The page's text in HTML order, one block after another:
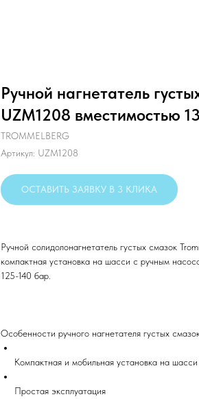
Ручной нагнетатель
UZM1208 вместимостью
TROMMELBERG
Артикул: UZM1208
ОСТАВИТЬ ЗАЯВКУ В 3 КЛИКА
Ручной солидолонагнетатель густых смазок
компактная установка на шасси с ручным
125-140 бар.
Особенности ручного нагнетателя густых
Компактная и мобильная установка на шасси
Простая эксплуатация